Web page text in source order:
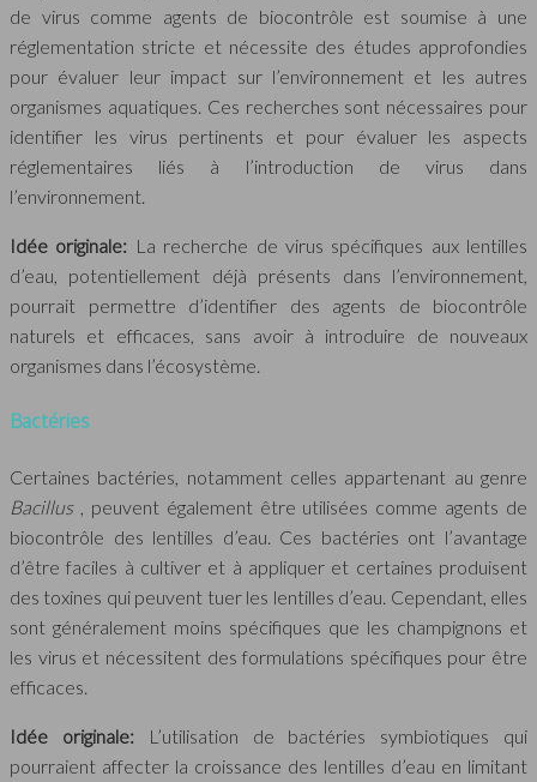
de virus comme agents de biocontrôle est soumise à une
réglementation stricte et nécessite des études approfondies
pour évaluer leur impact sur l’environnement et les autres
organismes aquatiques. Ces recherches sont nécessaires pour
identifier les virus pertinents et pour évaluer les aspects
réglementaires liés à l’introduction de virus dans
l’environnement.
Idée originale: La recherche de virus spécifiques aux lentilles
d’eau, potentiellement déjà présents dans l’environnement,
pourrait permettre d’identifier des agents de biocontrôle
naturels et efficaces, sans avoir à introduire de nouveaux
organismes dans l’écosystème.
Bactéries
Certaines bactéries, notamment celles appartenant au genre
Bacillus , peuvent également être utilisées comme agents de
biocontrôle des lentilles d’eau. Ces bactéries ont l’avantage
d’être faciles à cultiver et à appliquer et certaines produisent
des toxines qui peuvent tuer les lentilles d’eau. Cependant, elles
sont généralement moins spécifiques que les champignons et
les virus et nécessitent des formulations spécifiques pour être
efficaces.
Idée originale:
L’utilisation de bactéries symbiotiques qui
pourraient affecter la croissance des lentilles d’eau en limitant